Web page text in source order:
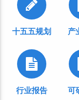
十五五规划 产
行业报告 可